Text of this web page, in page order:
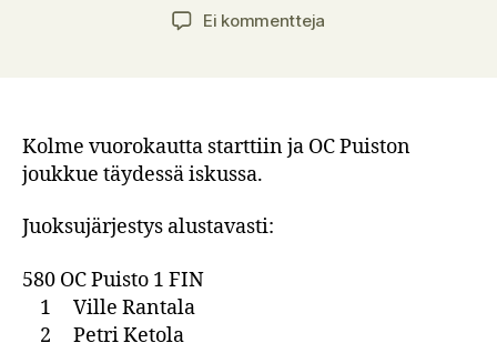
Ei kommentteja
Jukolassa
Kolme vuorokautta starttiin ja OC Puiston
joukkue täydessä iskussa.
Juoksujärjestys alustavasti:
580 OC Puisto 1 FIN
1 Ville Rantala
2 Petri Ketola